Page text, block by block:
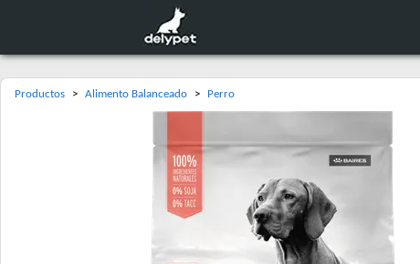
Productos > Alimento Balanceado > Perro